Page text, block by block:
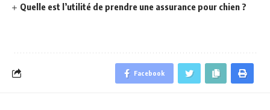
Quelle est l’utilité de prendre une assurance pour chien ?
Facebook